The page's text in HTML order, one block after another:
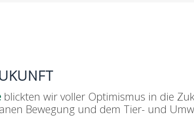
blickten wir voller Optimismus in die
Bewegung und dem Tier- und